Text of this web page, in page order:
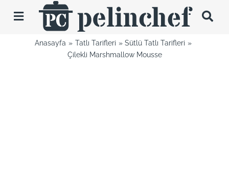
Toggle
Navigation
TariflerAnasayfa Tatlı Tarifleri
Sütlü Tatlı Tarifleri
Çilekli Marshmallow Mousse